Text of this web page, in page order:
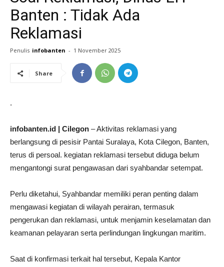
Banten : Tidak Ada
Reklamasi
Penulis infobanten - 1 November 2025
Share
.
infobanten.id | Cilegon – Aktivitas reklamasi yang
berlangsung di pesisir Pantai Suralaya, Kota Cilegon, Banten,
terus di persoal. kegiatan reklamasi tersebut diduga belum
mengantongi surat pengawasan dari syahbandar setempat.
Perlu diketahui, Syahbandar memiliki peran penting dalam
mengawasi kegiatan di wilayah perairan, termasuk
pengerukan dan reklamasi, untuk menjamin keselamatan dan
keamanan pelayaran serta perlindungan lingkungan maritim.
Saat di konfirmasi terkait hal tersebut, Kepala Kantor